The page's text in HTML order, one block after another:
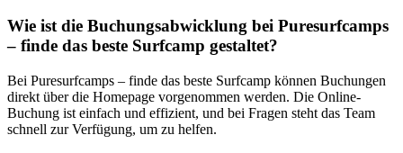
Wie ist die Buchungsabwicklung bei Puresurfcamps
– finde das beste Surfcamp gestaltet?
Bei Puresurfcamps – finde das beste Surfcamp können Buchungen
direkt über die Homepage vorgenommen werden. Die Online-
Buchung ist einfach und effizient, und bei Fragen steht das Team
schnell zur Verfügung, um zu helfen.